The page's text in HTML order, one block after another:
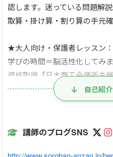
認します。迷っている問題解
取算・掛け算・割り算の手元
★大人向け・保護者レッスン
学びの時間＝脳活性化してみま
資格取得【日本商工会議所主
ワーク有資格欄有効資格
●【動く黄色い大そろばん】
自己紹
講師のブログSNS